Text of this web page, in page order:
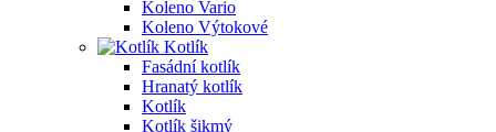
Koleno Vario
Koleno Výtokové
Kotlík
Fasádní kotlík
Hranatý kotlík
Kotlík
Kotlík šikmý